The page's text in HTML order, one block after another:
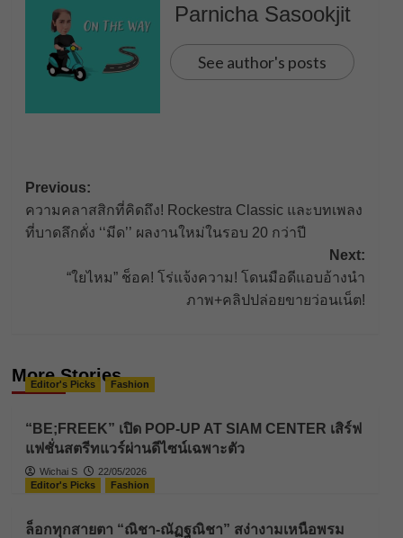
Parnicha Sasookjit
See author's posts
Post
navigation
Previous:
ความคลาสสิกที่คิดถึง! Rockestra Classic และบทเพลง
ที่บาดลึกดั่ง ‘‘มีด’’ ผลงานใหม่ในรอบ 20 กว่าปี
Next:
“ใยไหม” ช็อค! โร่แจ้งความ! โดนมือดีแอบอ้างนำ
ภาพ+คลิปปล่อยขายว่อนเน็ต!
More Stories
Editor's Picks Fashion
“BE;FREEK” เปิด POP-UP AT SIAM CENTER เสิร์ฟ
แฟชั่นสตรีทแวร์ผ่านดีไซน์เฉพาะตัว
Wichai S
22/05/2026
Editor's Picks
Fashion
ล็อกทุกสายตา “ณิชา-ณัฏฐณิชา” สง่างามเหนือพรม